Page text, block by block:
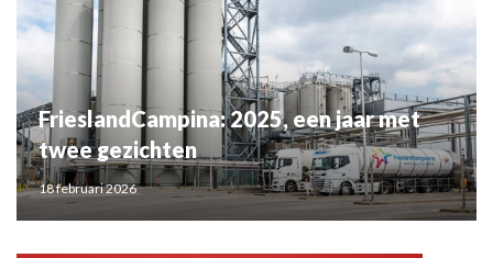
FrieslandCampina: 2025, een jaar met
twee gezichten
18 februari 2026